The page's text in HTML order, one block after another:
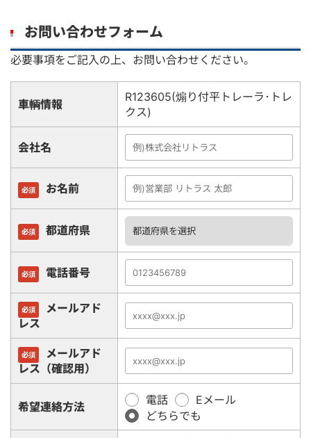
お問い合わせフォーム
必要事項をご記入の上、お問い合わせください。
車輌情報
R123605(煽り付平トレーラ･トレ
クス)
会社名
必須 お名前
必須 都道府県
必須 電話番号
必須
メールアド
レス
必須
メールアド
レス（確認用）
希望連絡方法
電話
Eメール
どちらでも